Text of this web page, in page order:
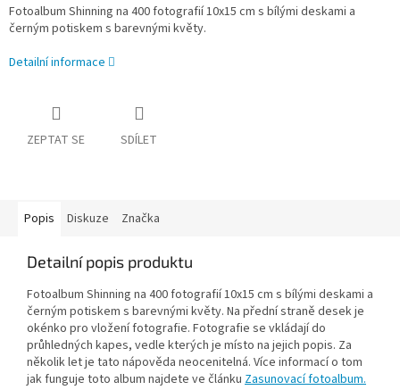
Fotoalbum Shinning na 400 fotografií 10x15 cm s bílými deskami a
černým potiskem s barevnými květy.
Detailní informace
ZEPTAT SE SDÍLET
Popis Diskuze Značka
Detailní popis produktu
Fotoalbum Shinning na 400 fotografií 10x15 cm s bílými deskami a
černým potiskem s barevnými květy. Na přední straně desek je
okénko pro vložení fotografie. Fotografie se vkládají do
průhledných kapes, vedle kterých je místo na jejich popis. Za
několik let je tato nápověda neocenitelná. Více informací o tom
jak funguje toto album najdete ve článku Zasunovací fotoalbum.